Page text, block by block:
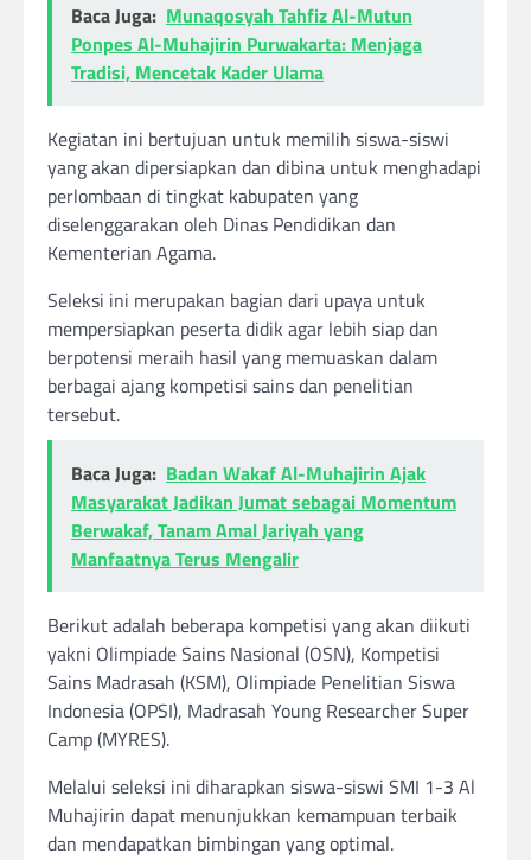
Baca Juga: Munaqosyah Tahfiz Al-Mutun
Ponpes Al-Muhajirin Purwakarta: Menjaga
Tradisi, Mencetak Kader Ulama
Kegiatan ini bertujuan untuk memilih siswa-siswi
yang akan dipersiapkan dan dibina untuk menghadapi
perlombaan di tingkat kabupaten yang
diselenggarakan oleh Dinas Pendidikan dan
Kementerian Agama.
Seleksi ini merupakan bagian dari upaya untuk
mempersiapkan peserta didik agar lebih siap dan
berpotensi meraih hasil yang memuaskan dalam
berbagai ajang kompetisi sains dan penelitian
tersebut.
Baca Juga: Badan Wakaf Al-Muhajirin Ajak
Masyarakat Jadikan Jumat sebagai Momentum
Berwakaf, Tanam Amal Jariyah yang
Manfaatnya Terus Mengalir
Berikut adalah beberapa kompetisi yang akan diikuti
yakni Olimpiade Sains Nasional (OSN), Kompetisi
Sains Madrasah (KSM), Olimpiade Penelitian Siswa
Indonesia (OPSI), Madrasah Young Researcher Super
Camp (MYRES).
Melalui seleksi ini diharapkan siswa-siswi SMI 1-3 Al
Muhajirin dapat menunjukkan kemampuan terbaik
dan mendapatkan bimbingan yang optimal.